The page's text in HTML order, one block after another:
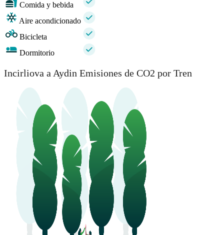
Comida y bebida
Aire acondicionado
Bicicleta
Dormitorio
Incirliova a Aydin Emisiones de CO2 por Tren